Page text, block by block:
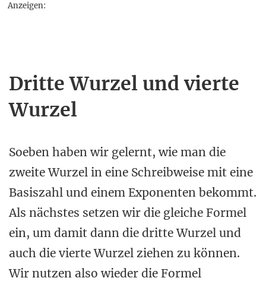
Anzeigen:
Dritte Wurzel und vierte
Wurzel
Soeben haben wir gelernt, wie man die
zweite Wurzel in eine Schreibweise mit eine
Basiszahl und einem Exponenten bekommt.
Als nächstes setzen wir die gleiche Formel
ein, um damit dann die dritte Wurzel und
auch die vierte Wurzel ziehen zu können.
Wir nutzen also wieder die Formel